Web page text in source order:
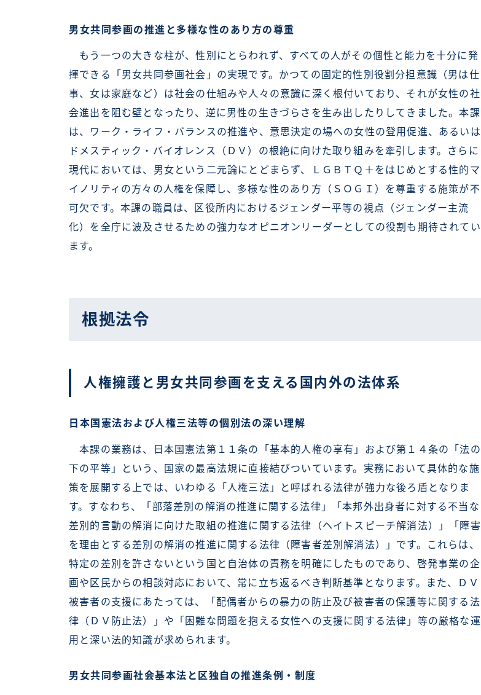
男女共同参画の推進と多様な性のあり方の尊重
もう一つの大きな柱が、性別にとらわれず、すべての人がその個性と能力を十分に発
揮できる「男女共同参画社会」の実現です。かつての固定的性別役割分担意識（男は仕
事、女は家庭など）は社会の仕組みや人々の意識に深く根付いており、それが女性の社
会進出を阻む壁となったり、逆に男性の生きづらさを生み出したりしてきました。本課
は、ワーク・ライフ・バランスの推進や、意思決定の場への女性の登用促進、あるいは
ドメスティック・バイオレンス（ＤＶ）の根絶に向けた取り組みを牽引します。さらに
現代においては、男女という二元論にとどまらず、ＬＧＢＴＱ＋をはじめとする性的マ
イノリティの方々の人権を保障し、多様な性のあり方（ＳＯＧＩ）を尊重する施策が不
可欠です。本課の職員は、区役所内におけるジェンダー平等の視点（ジェンダー主流
化）を全庁に波及させるための強力なオピニオンリーダーとしての役割も期待されてい
ます。
根拠法令
人権擁護と男女共同参画を支える国内外の法体系
日本国憲法および人権三法等の個別法の深い理解
本課の業務は、日本国憲法第１１条の「基本的人権の享有」および第１４条の「法の
下の平等」という、国家の最高法規に直接結びついています。実務において具体的な施
策を展開する上では、いわゆる「人権三法」と呼ばれる法律が強力な後ろ盾となりま
す。すなわち、「部落差別の解消の推進に関する法律」「本邦外出身者に対する不当な
差別的言動の解消に向けた取組の推進に関する法律（ヘイトスピーチ解消法）」「障害
を理由とする差別の解消の推進に関する法律（障害者差別解消法）」です。これらは、
特定の差別を許さないという国と自治体の責務を明確にしたものであり、啓発事業の企
画や区民からの相談対応において、常に立ち返るべき判断基準となります。また、ＤＶ
被害者の支援にあたっては、「配偶者からの暴力の防止及び被害者の保護等に関する法
律（ＤＶ防止法）」や「困難な問題を抱える女性への支援に関する法律」等の厳格な運
用と深い法的知識が求められます。
男女共同参画社会基本法と区独自の推進条例・制度